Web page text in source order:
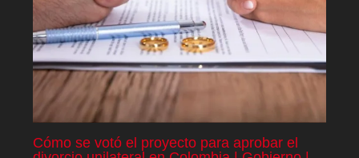
Cómo se votó el proyecto para aprobar el